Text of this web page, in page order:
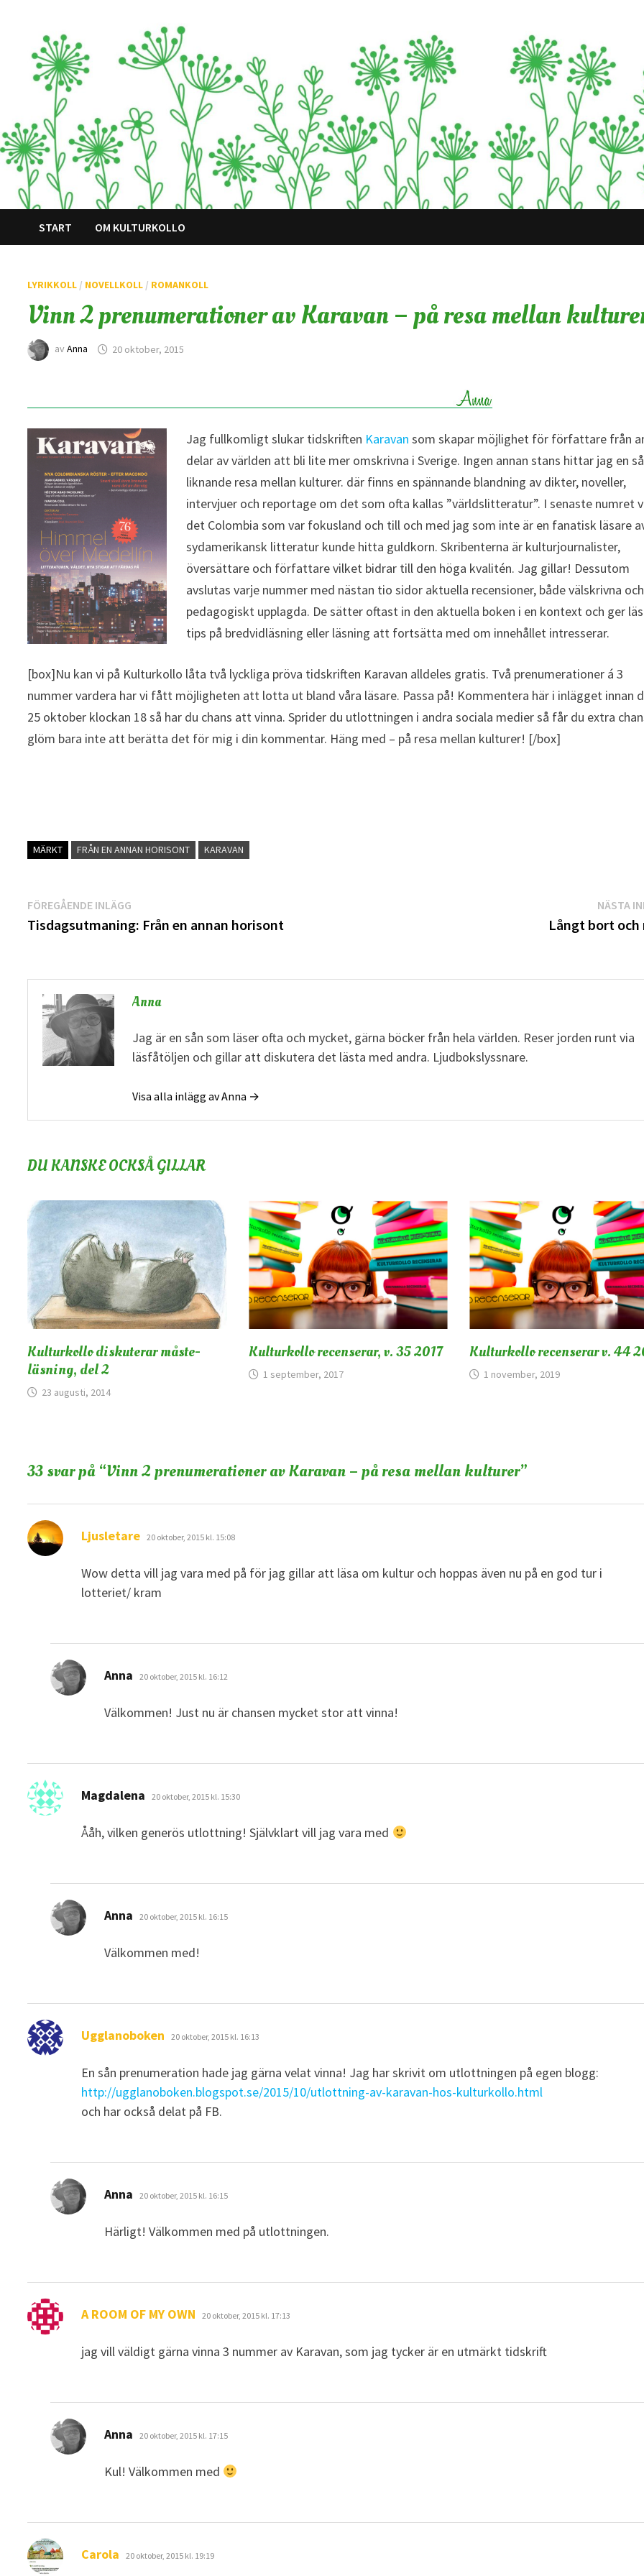
START OM KULTURKOLLO
LYRIKKOLL / NOVELLKOLL / ROMANKOLL
Vinn 2 prenumerationer av Karavan – på resa mellan
avAnna 20 oktober, 2015
Jag fullkomligt slukar tidskriften Karavan som skapar möjlighet för författare från
delar av världen att bli lite mer omskrivna i Sverige. Ingen annan stans hittar jag en så
liknande resa mellan kulturer. där finns en spännande blandning av dikter, noveller,
intervjuer och reportage om det som ofta kallas ”världslitteratur”. I senaste numret
det Colombia som var fokusland och till och med jag som inte är en fanatisk läsare
sydamerikansk litteratur kunde hitta guldkorn. Skribenterna är kulturjournalister,
översättare och författare vilket bidrar till den höga kvalitén. Jag gillar! Dessutom
avslutas varje nummer med nästan tio sidor aktuella recensioner, både välskrivna och
pedagogiskt upplagda. De sätter oftast in den aktuella boken i en kontext och ger
tips på bredvidläsning eller läsning att fortsätta med om innehållet intresserar.
[box]Nu kan vi på Kulturkollo låta två lyckliga pröva tidskriften Karavan alldeles gratis. Två prenumerationer á 3
nummer vardera har vi fått möjligheten att lotta ut bland våra läsare. Passa på! Kommentera här i inlägget innan
25 oktober klockan 18 så har du chans att vinna. Sprider du utlottningen i andra sociala medier så får du extra
glöm bara inte att berätta det för mig i din kommentar. Häng med – på resa mellan kulturer! [/box]
MÄRKT FRÅN EN ANNAN HORISONT KARAVAN
Inläggsnavigering
FÖREGÅENDE INLÄGG
inlägg:
Tisdagsutmaning: Från en annan horisont
NÄSTA
Långt bort och
Anna
Jag är en sån som läser ofta och mycket, gärna böcker från hela världen. Reser jorden runt via
läsfåtöljen och gillar att diskutera det lästa med andra. Ljudbokslyssnare.
Visa alla inlägg av Anna →
DU KANSKE OCKSÅ GILLAR
Kulturkollo diskuterar måste-
läsning, del 2
23 augusti, 2014
Kulturkollo recenserar, v. 35 2017
1 september, 2017
Kulturkollo recenserar v. 44
1 november, 2019
33 svar på “Vinn 2 prenumerationer av Karavan – på resa mellan kulturer”
Ljusletare skriver:
20 oktober, 2015 kl. 15:08
Wow detta vill jag vara med på för jag gillar att läsa om kultur och hoppas även nu på en god tur i
lotteriet/ kram
Anna skriver:
20 oktober, 2015 kl. 16:12
Välkommen! Just nu är chansen mycket stor att vinna!
Magdalena skriver:
20 oktober, 2015 kl. 15:30
Ååh, vilken generös utlottning! Självklart vill jag vara med
Anna skriver:
20 oktober, 2015 kl. 16:15
Välkommen med!
Ugglanoboken skriver:
20 oktober, 2015 kl. 16:13
En sån prenumeration hade jag gärna velat vinna! Jag har skrivit om utlottningen på egen blogg:
http://ugglanoboken.blogspot.se/2015/10/utlottning-av-karavan-hos-kulturkollo.html
och har också delat på FB.
Anna skriver:
20 oktober, 2015 kl. 16:15
Härligt! Välkommen med på utlottningen.
A ROOM OF MY OWN skriver:
20 oktober, 2015 kl. 17:13
jag vill väldigt gärna vinna 3 nummer av Karavan, som jag tycker är en utmärkt tidskrift
Anna skriver:
20 oktober, 2015 kl. 17:15
Kul! Välkommen med
Carola skriver:
20 oktober, 2015 kl. 19:19